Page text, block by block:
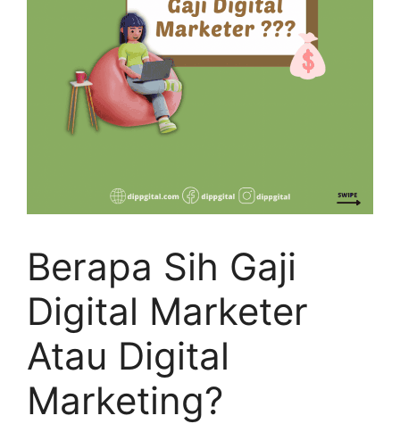
Berapa Sih Gaji
Digital Marketer
Atau Digital
Marketing?